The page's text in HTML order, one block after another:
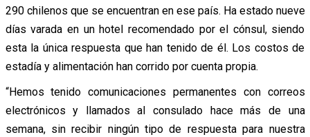
290 chilenos que se encuentran en ese país. Ha estado nueve
días varada en un hotel recomendado por el cónsul, siendo
esta la única respuesta que han tenido de él. Los costos de
estadía y alimentación han corrido por cuenta propia.
“Hemos tenido comunicaciones permanentes con correos
electrónicos y llamados al consulado hace más de una
semana, sin recibir ningún tipo de respuesta para nuestra